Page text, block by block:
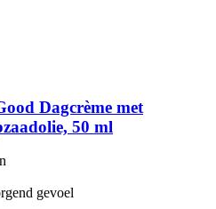
Dagcrème met
50 ml
gevoel